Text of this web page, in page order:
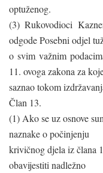
optuženog.
(3) Rukovodioci
odgode Posebni odjel
o svim važnim
11. ovoga zakona za
saznao tokom
Član 13.
(1) Ako se uz osnove
naznake o počinjenju
krivičnog djela iz člana
obavijestiti nadležno